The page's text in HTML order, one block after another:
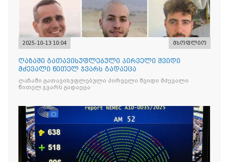
2025-10-13 10:04 მსოფლიო
ღაზაში გათავისუფლებული პირველი შვიდი
მძევალი წითელ ჯვარს გადაეცა
ღაზაში გათავისუფლებული პირველი შვიდი მძევალი
წითელ ჯვარს გადაეცა